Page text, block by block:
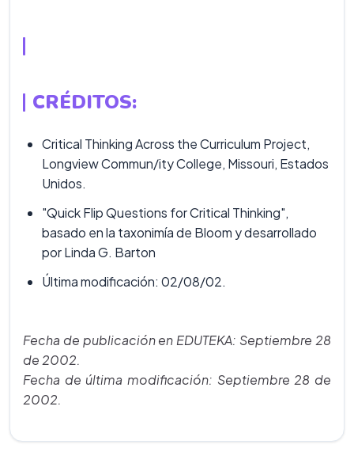
CRÉDITOS:
Critical Thinking Across the Curriculum Project,
Longview Commun/ity College, Missouri, Estados
Unidos.
"Quick Flip Questions for Critical Thinking",
basado en la taxonimía de Bloom y desarrollado
por Linda G. Barton
Última modificación: 02/08/02.
Fecha de publicación en EDUTEKA: Septiembre 28
de 2002.
Fecha de última modificación: Septiembre 28 de
2002.